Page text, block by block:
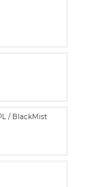
/ BlackMist